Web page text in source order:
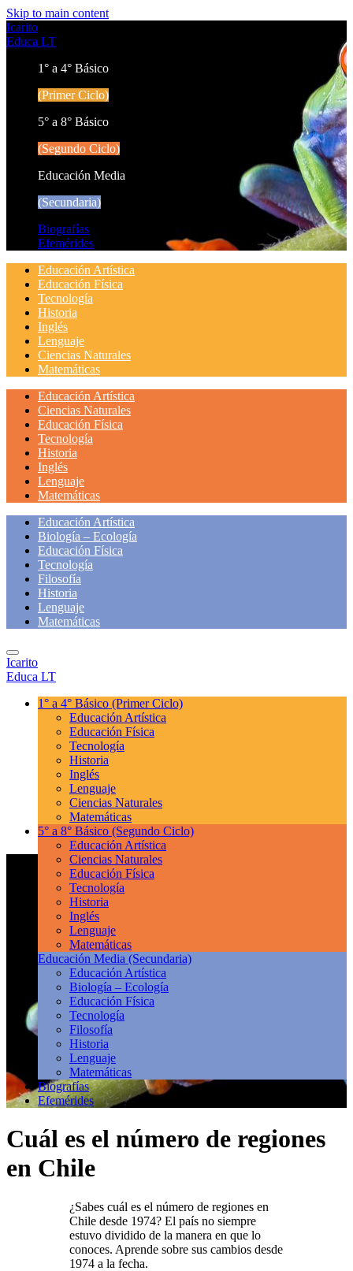
Skip to main content
Icarito
Educa LT
1° a 4° Básico
(Primer Ciclo)
5° a 8° Básico
(Segundo Ciclo)
Educación Media
(Secundaria)
Biografías
Efemérides
Educación Artística
Educación Física
Tecnología
Historia
Inglés
Lenguaje
Ciencias Naturales
Matemáticas
Educación Artística
Ciencias Naturales
Educación Física
Tecnología
Historia
Inglés
Lenguaje
Matemáticas
Educación Artística
Biología – Ecología
Educación Física
Tecnología
Filosofía
Historia
Lenguaje
Matemáticas
Icarito
Educa LT
1° a 4° Básico (Primer Ciclo)
Educación Artística
Educación Física
Tecnología
Historia
Inglés
Lenguaje
Ciencias Naturales
Matemáticas
5° a 8° Básico (Segundo Ciclo)
Educación Artística
Ciencias Naturales
Educación Física
Tecnología
Historia
Inglés
Lenguaje
Matemáticas
Educación Media (Secundaria)
Educación Artística
Biología – Ecología
Educación Física
Tecnología
Filosofía
Historia
Lenguaje
Matemáticas
Biografías
Efemérides
Cuál es el número de regiones
en Chile
¿Sabes cuál es el número de regiones en
Chile desde 1974? El país no siempre
estuvo dividido de la manera en que lo
conoces. Aprende sobre sus cambios desde
1974 a la fecha.